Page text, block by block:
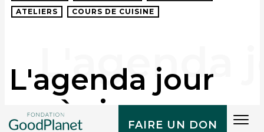
FAIRE UN DON
ATELIERS
COURS DE CUISINE
L'agenda jour
après jour